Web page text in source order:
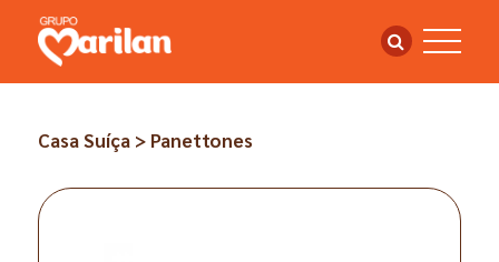
Casa Suíça > Panettones